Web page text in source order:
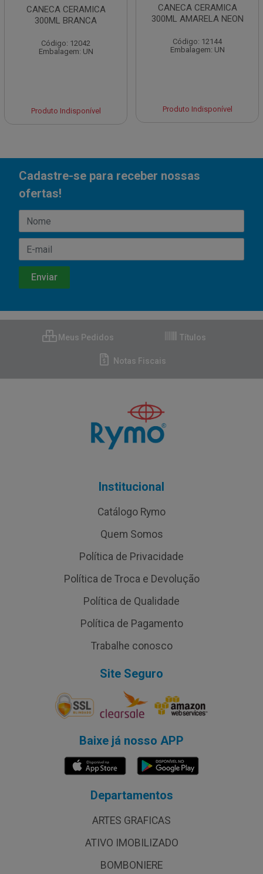
CANECA CERAMICA
300ML BRANCA
Código: 12042
Embalagem: UN
Produto Indisponível
CANECA CERAMICA
300ML AMARELA NEON
Código: 12144
Embalagem: UN
Produto Indisponível
Cadastre-se para receber nossas
ofertas!
Meus Pedidos Títulos
Notas Fiscais
Institucional
Catálogo Rymo
Quem Somos
Política de Privacidade
Política de Troca e Devolução
Política de Qualidade
Política de Pagamento
Trabalhe conosco
Site Seguro
Baixe já nosso APP
Departamentos
ARTES GRAFICAS
ATIVO IMOBILIZADO
BOMBONIERE